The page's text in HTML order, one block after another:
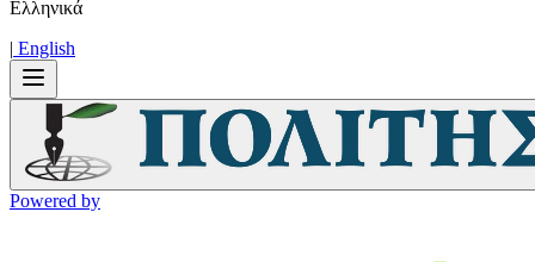
Ελληνικά
| Εnglish
Powered by